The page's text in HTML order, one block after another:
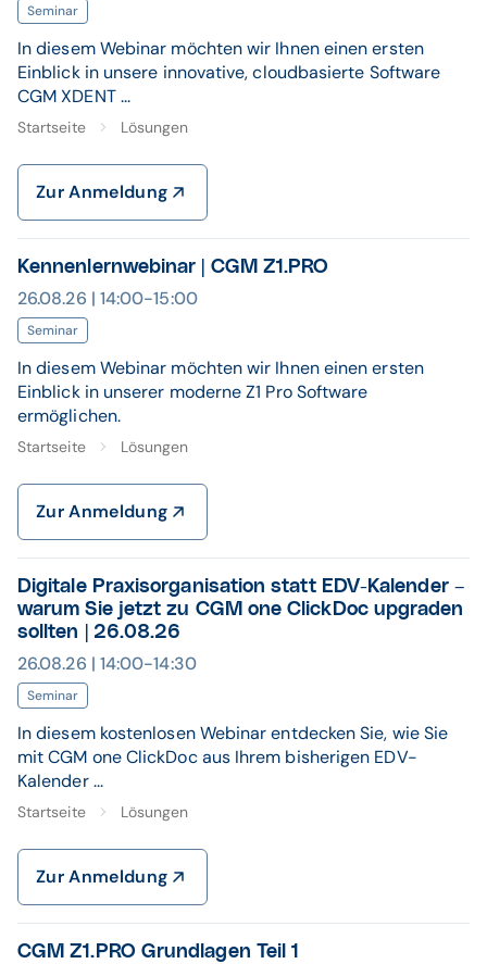
Seminar
In diesem Webinar möchten wir Ihnen einen ersten
Einblick in unsere innovative, cloudbasierte Software
CGM XDENT ...
Startseite Lösungen
Zur Anmeldung
Kennenlernwebinar | CGM Z1.PRO
26.08.26 | 14:00-15:00
Seminar
In diesem Webinar möchten wir Ihnen einen ersten
Einblick in unserer moderne Z1 Pro Software
ermöglichen.
Startseite Lösungen
Zur Anmeldung
Digitale Praxisorganisation statt EDV-Kalender –
warum Sie jetzt zu CGM one ClickDoc upgraden
sollten | 26.08.26
26.08.26 | 14:00-14:30
Seminar
In diesem kostenlosen Webinar entdecken Sie, wie Sie
mit CGM one ClickDoc aus Ihrem bisherigen EDV-
Kalender ...
Startseite Lösungen
Zur Anmeldung
CGM Z1.PRO Grundlagen Teil 1